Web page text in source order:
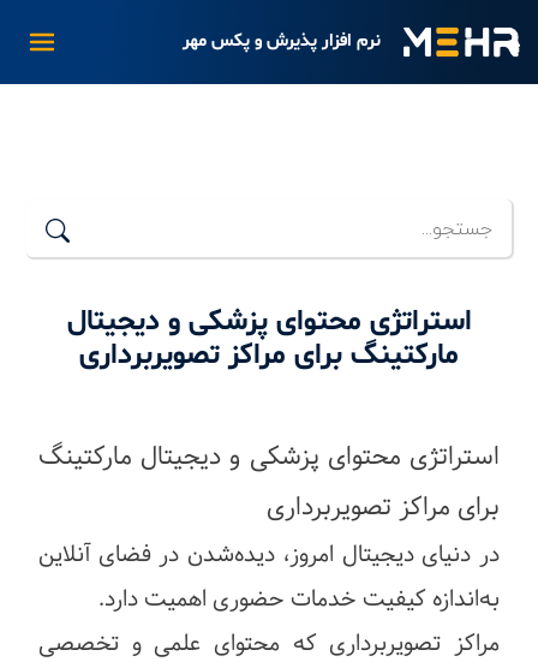
نرم افزار پذیرش و پکس مهر
استراتژی محتوای پزشکی و دیجیتال
مارکتینگ برای مراکز تصویربرداری
استراتژی محتوای پزشکی و دیجیتال مارکتینگ
برای مراکز تصویربرداری
در دنیای دیجیتال امروز، دیده‌شدن در فضای آنلاین
به‌اندازه کیفیت خدمات حضوری اهمیت دارد.
مراکز تصویربرداری که محتوای علمی و تخصصی